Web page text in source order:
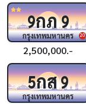
20
9กภ9
กรุงเทพมหานคร
2,500,000.-
5กส9
กรุงเทพมหานคร